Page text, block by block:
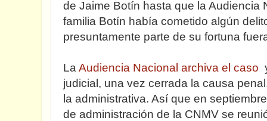
de Jaime Botín hasta que la Audiencia
familia Botín había cometido algún
presuntamente parte de su fortuna
La Audiencia Nacional archiva el caso
judicial, una vez cerrada la causa
la administrativa. Así que en
de administración de la CNMV se